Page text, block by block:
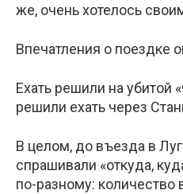
же, очень хотелось
Впечатления о поездке
Ехать решили на убитой
решили ехать через
В целом, до въезда в
спрашивали «откуда,
по-разному: